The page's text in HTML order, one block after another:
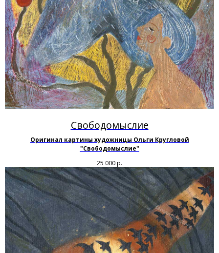
Свободомыслие
Оригинал картины художницы Ольги Кругловой
"Свободомыслие"
25 000р.